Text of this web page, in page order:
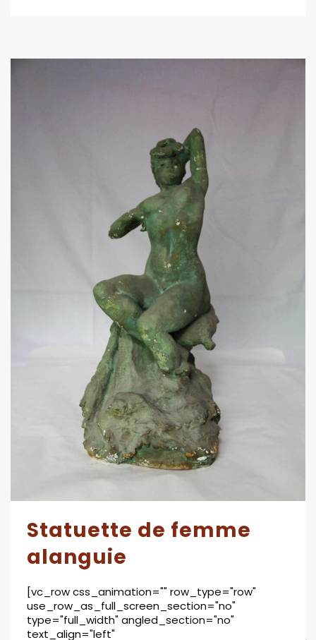
Statuette de femme
alanguie
[vc_row css_animation="" row_type="row"
use_row_as_full_screen_section="no"
type="full_width" angled_section="no"
text_align="left"